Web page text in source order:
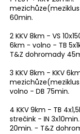
60min.
2 KKV 8km - VS
6km - volno - TB
T&Z dohromady
3 KKV 8km - KKV
volno - DB 75min.
4 KKV 9km - TB
strečink - IN
20min. - T&Z